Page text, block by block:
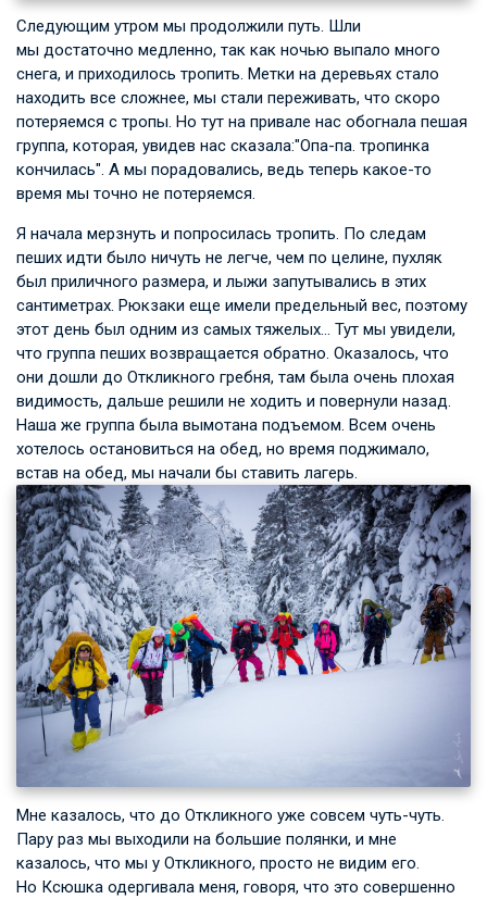
Следующим утром мы продолжили путь. Шли
мы достаточно медленно, так как ночью выпало много
снега, и приходилось тропить. Метки на деревьях стало
находить все сложнее, мы стали переживать, что скоро
потеряемся с тропы. Но тут на привале нас обогнала пешая
группа, которая, увидев нас сказала:"Опа-па. тропинка
кончилась". А мы порадовались, ведь теперь какое-то
время мы точно не потеряемся.
Я начала мерзнуть и попросилась тропить. По следам
пеших идти было ничуть не легче, чем по целине, пухляк
был приличного размера, и лыжи запутывались в этих
сантиметрах. Рюкзаки еще имели предельный вес, поэтому
этот день был одним из самых тяжелых… Тут мы увидели,
что группа пеших возвращается обратно. Оказалось, что
они дошли до Откликного гребня, там была очень плохая
видимость, дальше решили не ходить и повернули назад.
Наша же группа была вымотана подъемом. Всем очень
хотелось остановиться на обед, но время поджимало,
встав на обед, мы начали бы ставить лагерь.
Мне казалось, что до Откликного уже совсем чуть-чуть.
Пару раз мы выходили на большие полянки, и мне
казалось, что мы у Откликного, просто не видим его.
Но Ксюшка одергивала меня, говоря, что это совершенно